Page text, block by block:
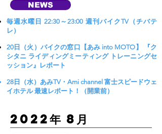
NEWS
毎週水曜日 22:30～23:00 週刊バイクTV（チバテ
レ）
20日（火）バイクの窓口【あみ into MOTO】 『ク
シタニ ライディングミーティング トレーニングセ
ッション』レポート
28日（水）あみTV・Ami channel 富士スピードウェ
イホテル 最速レポート！（開業前）
​2022年 8月